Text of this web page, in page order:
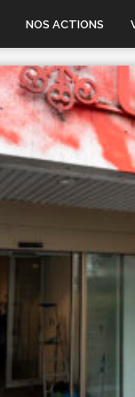
NOS ACTIONS